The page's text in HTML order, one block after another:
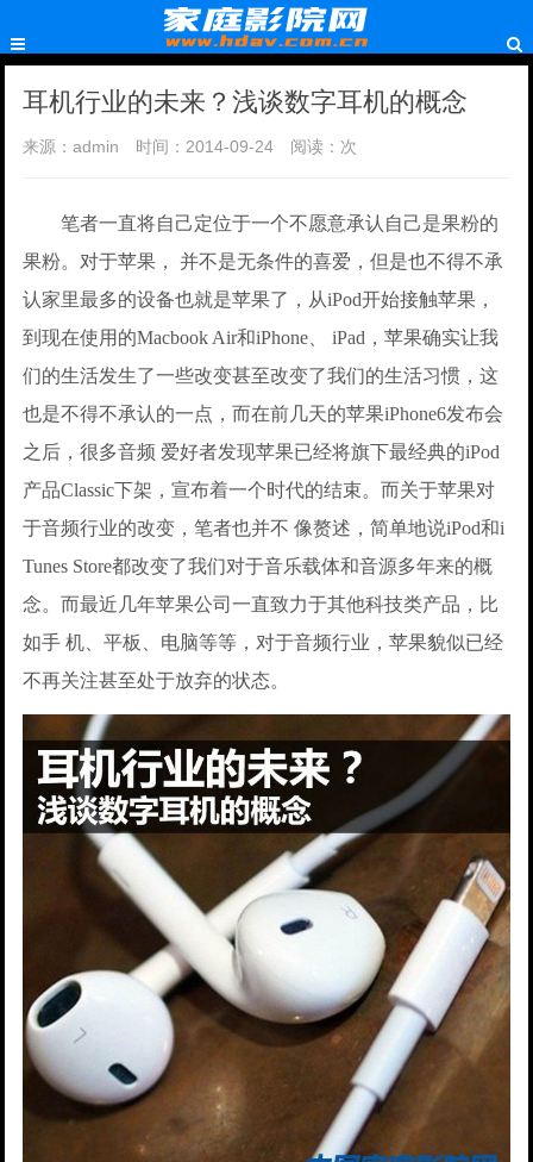
耳机行业的未来？浅谈数字耳机的概念
来源：admin 时间：2014-09-24 阅读： 次
笔者一直将自己定位于一个不愿意承认自己是果粉的
果粉。对于苹果， 并不是无条件的喜爱，但是也不得不承
认家里最多的设备也就是苹果了，从iPod开始接触苹果，
到现在使用的Macbook Air和iPhone、 iPad，苹果确实让我
们的生活发生了一些改变甚至改变了我们的生活习惯，这
也是不得不承认的一点，而在前几天的苹果iPhone6发布会
之后，很多音频 爱好者发现苹果已经将旗下最经典的iPod
产品Classic下架，宣布着一个时代的结束。而关于苹果对
于音频行业的改变，笔者也并不 像赘述，简单地说iPod和i
Tunes Store都改变了我们对于音乐载体和音源多年来的概
念。而最近几年苹果公司一直致力于其他科技类产品，比
如手 机、平板、电脑等等，对于音频行业，苹果貌似已经
不再关注甚至处于放弃的状态。